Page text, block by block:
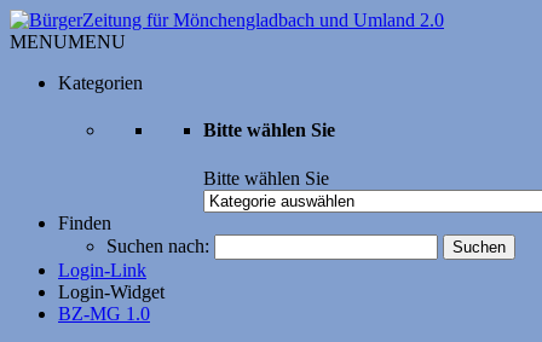
MENUMENU
Kategorien
Bitte wählen Sie
Bitte wählen Sie
Finden
Suchen nach:
Login-Link
Login-Widget
BZ-MG 1.0